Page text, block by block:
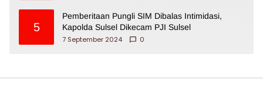
5
Pemberitaan Pungli SIM Dibalas Intimidasi,
Kapolda Sulsel Dikecam PJI Sulsel
7 September 2024
0